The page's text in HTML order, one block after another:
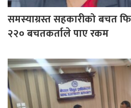
समस्याग्रस्त सहकारीको बचत
२२० बचतकर्ताले पाए रकम